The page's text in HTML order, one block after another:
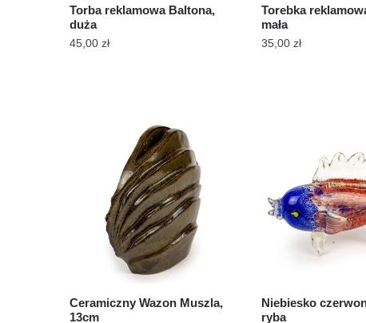
Torba reklamowa Baltona,
duża
45,00 zł
Torebka
mała
35,00 zł
Ceramiczny Wazon Muszla,
13cm
Niebiesko
ryba